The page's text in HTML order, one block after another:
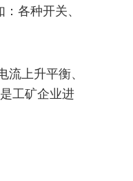
：各种开关、
上升平衡、
工矿企业进